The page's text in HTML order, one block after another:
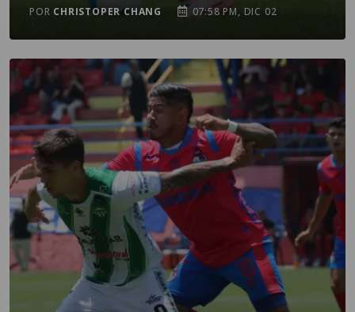
POR CHRISTOPER CHANG 07:58 PM, DIC 02